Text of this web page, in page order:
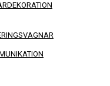
DEKORATION